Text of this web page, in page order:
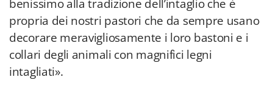
benissimo alla tradizione dell’intaglio che è
propria dei nostri pastori che da sempre usano
decorare meravigliosamente i loro bastoni e i
collari degli animali con magnifici legni
intagliati».